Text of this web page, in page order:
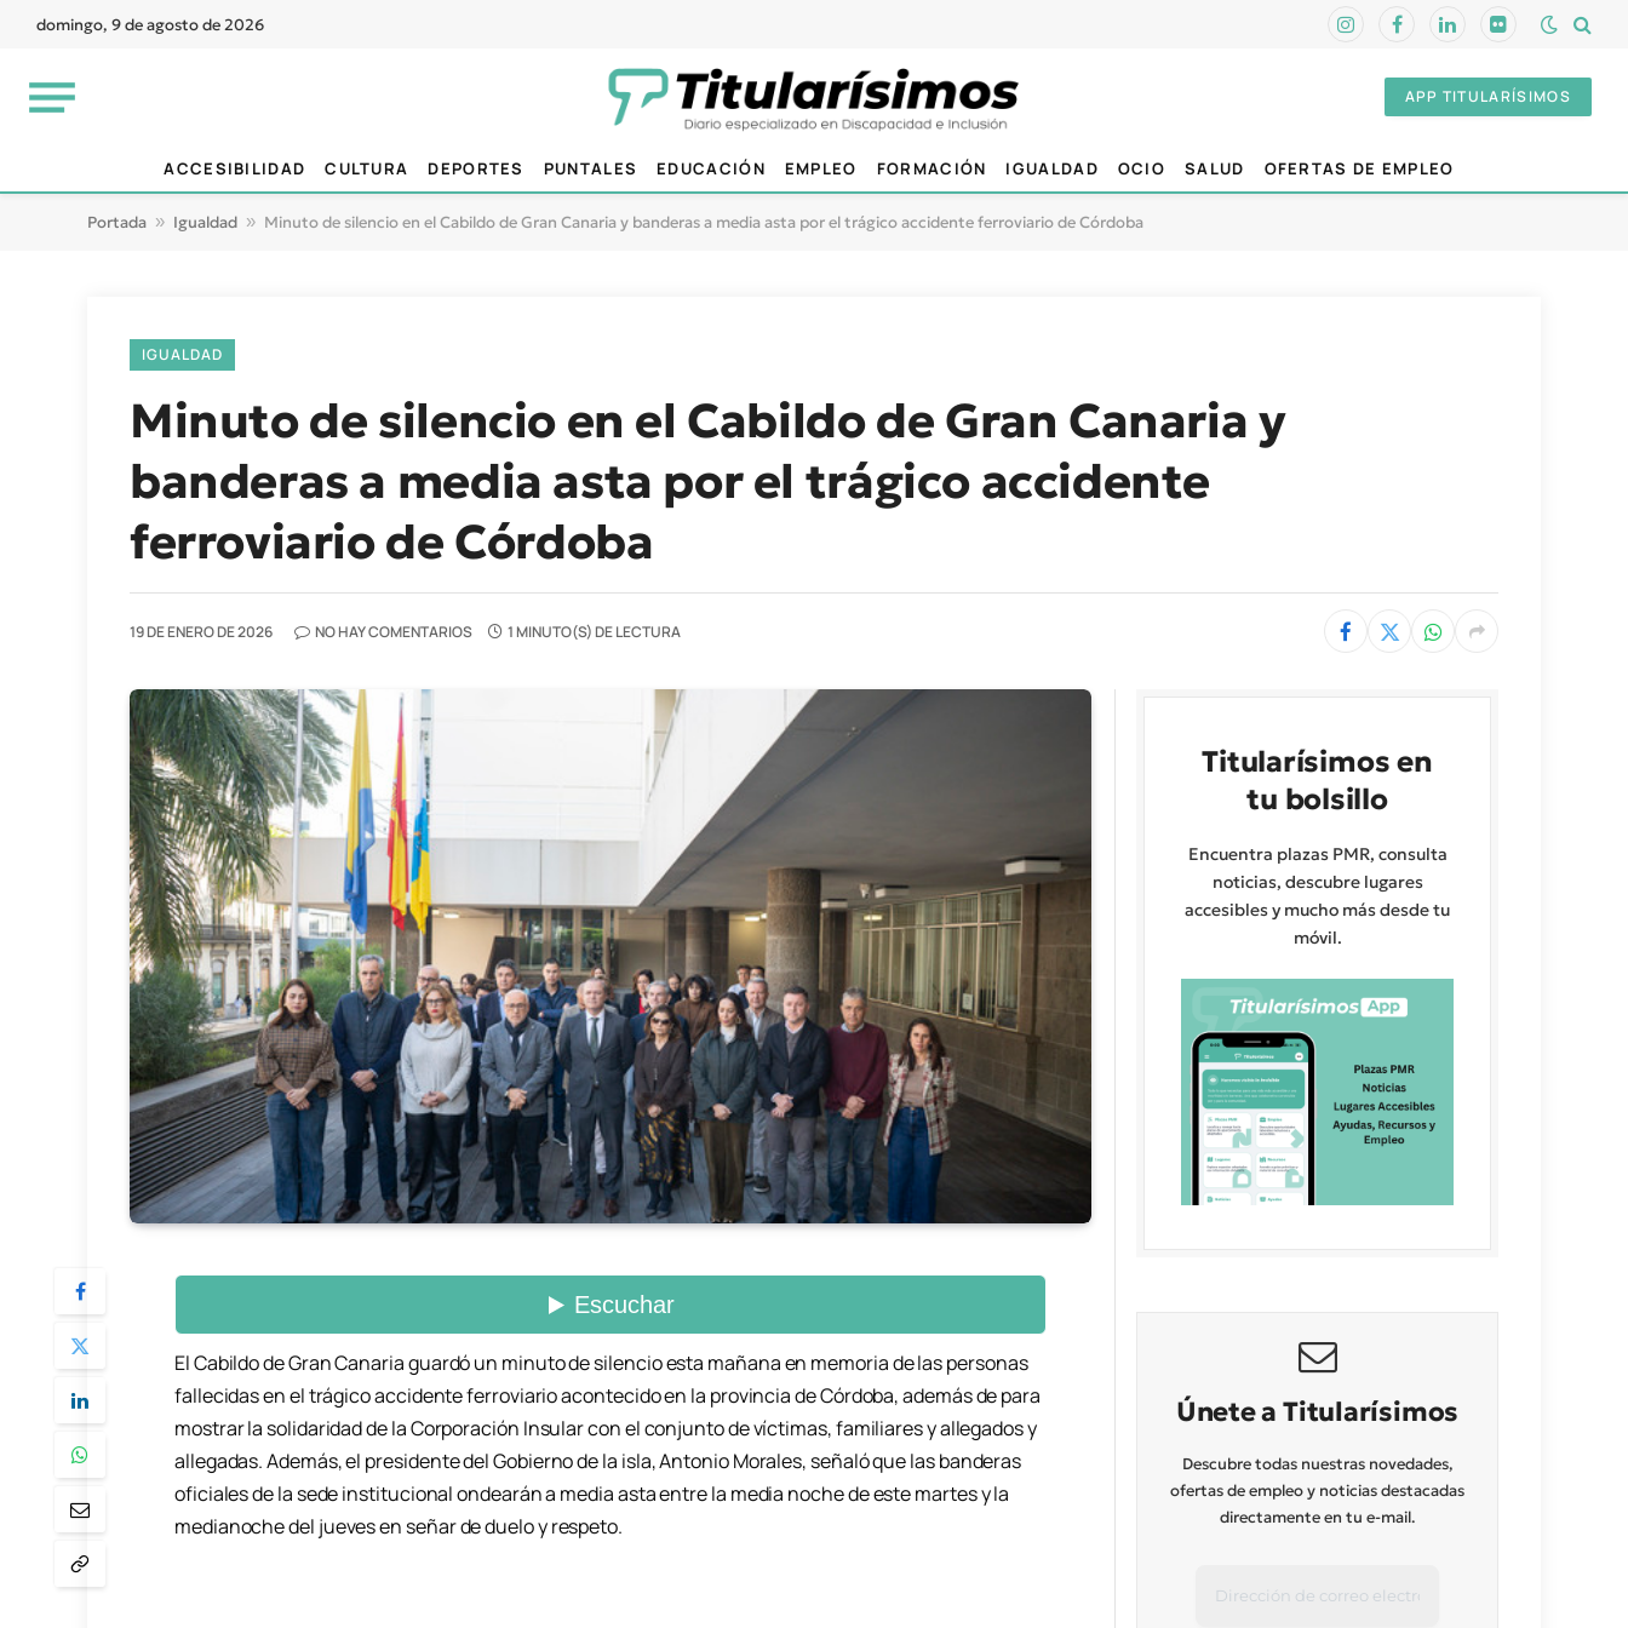
domingo, 9 de agosto de 2026 InstagramFacebookLinkedInFlickr
APP TITULARÍSIMOS
ACCESIBILIDAD CULTURA DEPORTES PUNTALES EDUCACIÓN EMPLEO FORMACIÓN IGUALDAD OCIO SALUD OFERTAS DE EMPLEO
Portada » Igualdad » Minuto de silencio en el Cabildo de Gran Canaria y banderas a media asta por el trágico accidente ferroviario de Córdoba
IGUALDAD
Minuto de silencio en el Cabildo de Gran Canaria y
banderas a media asta por el trágico accidente
ferroviario de Córdoba
19 DE ENERO DE 2026 NO HAY COMENTARIOS 1 MINUTO(S) DE LECTURA
El Cabildo de Gran Canaria guardó un minuto de silencio esta mañana en memoria de las personas
fallecidas en el trágico accidente ferroviario acontecido en la provincia de Córdoba, además de para
mostrar la solidaridad de la Corporación Insular con el conjunto de víctimas, familiares y allegados y
allegadas. Además, el presidente del Gobierno de la isla, Antonio Morales, señaló que las banderas
oficiales de la sede institucional ondearán a media asta entre la media noche de este martes y la
medianoche del jueves en señar de duelo y respeto.
Titularísimos en
tu bolsillo
Encuentra plazas PMR, consulta
noticias, descubre lugares
accesibles y mucho más desde tu
móvil.
Únete a Titularísimos
Descubre todas nuestras novedades,
ofertas de empleo y noticias destacadas
directamente en tu e-mail.